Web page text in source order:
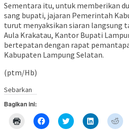
Sementara itu, untuk memberikan
sang bupati, jajaran Pemerintah
turut menyaksikan siaran langsung
Aula Krakatau, Kantor Bupati
bertepatan dengan rapat
Kabupaten Lampung Selatan.
(ptm/Hb)
Sebarkan
Bagikan ini:
untuk
Klik
untuk
Klik
untuk
Klik
untuk
Klik